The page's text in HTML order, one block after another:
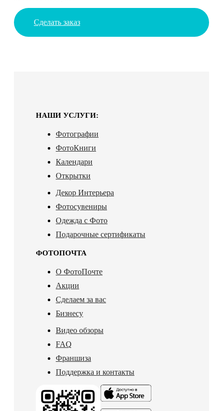
Сделать заказ
НАШИ УСЛУГИ:
Фотографии
ФотоКниги
Календари
Открытки
Декор Интерьера
Фотосувениры
Одежда с Фото
Подарочные сертификаты
ФОТОПОЧТА
О ФотоПочте
Акции
Сделаем за вас
Бизнесу
Видео обзоры
FAQ
Франшиза
Поддержка и контакты